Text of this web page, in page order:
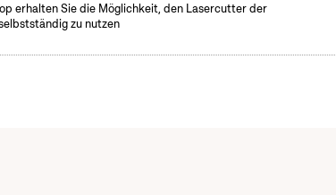
erhalten Sie die Möglichkeit, den Lasercutter der
zu nutzen